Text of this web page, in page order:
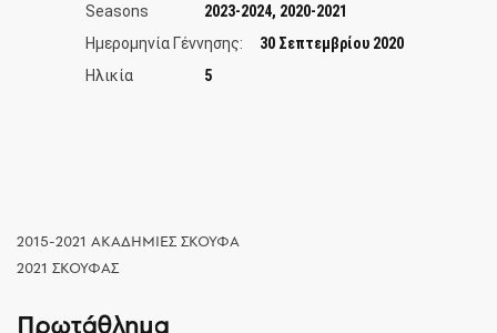
Seasons
2023-2024, 2020-2021
Ημερομηνία Γέννησης:
30 Σεπτεμβρίου 2020
Ηλικία
5
2015-2021 ΑΚΑΔΗΜΙΕΣ ΣΚΟΥΦΑ
2021 ΣΚΟΥΦΑΣ
Πρωτάθλημα